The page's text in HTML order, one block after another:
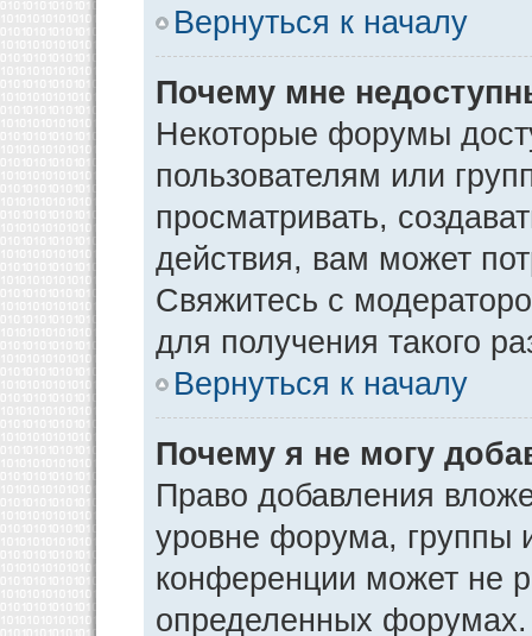
Вернуться к началу
Почему мне
Некоторые форумы
пользователям или
просматривать,
действия, вам может
Свяжитесь с
для получения такого
Вернуться к началу
Почему я не могу
Право добавления
уровне форума, группы
конференции может не
определенных